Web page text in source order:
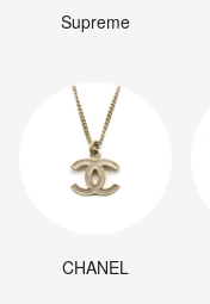
Supreme
CHANEL